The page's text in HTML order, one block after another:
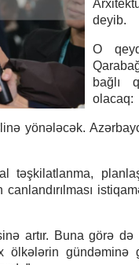
deyib.
O
bağlı
olacaq:
yönələcək.
canlandırılması
artır. Buna görə
ölkələrin